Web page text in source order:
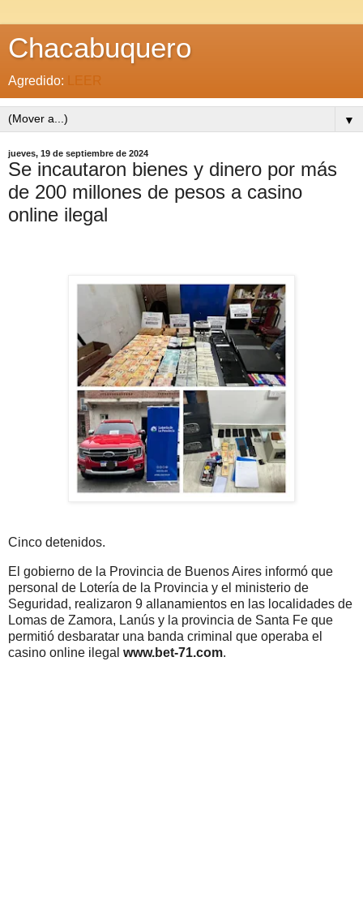
Chacabuquero
Agredido: LEER
▼
jueves, 19 de septiembre de 2024
Se incautaron bienes y dinero por más
de 200 millones de pesos a casino
online ilegal
Cinco detenidos.
El gobierno de la Provincia de Buenos Aires informó que
personal de Lotería de la Provincia y el ministerio de
Seguridad, realizaron 9 allanamientos en las localidades de
Lomas de Zamora, Lanús y la provincia de Santa Fe que
permitió desbaratar una banda criminal que operaba el
casino online ilegal www.bet-71.com.